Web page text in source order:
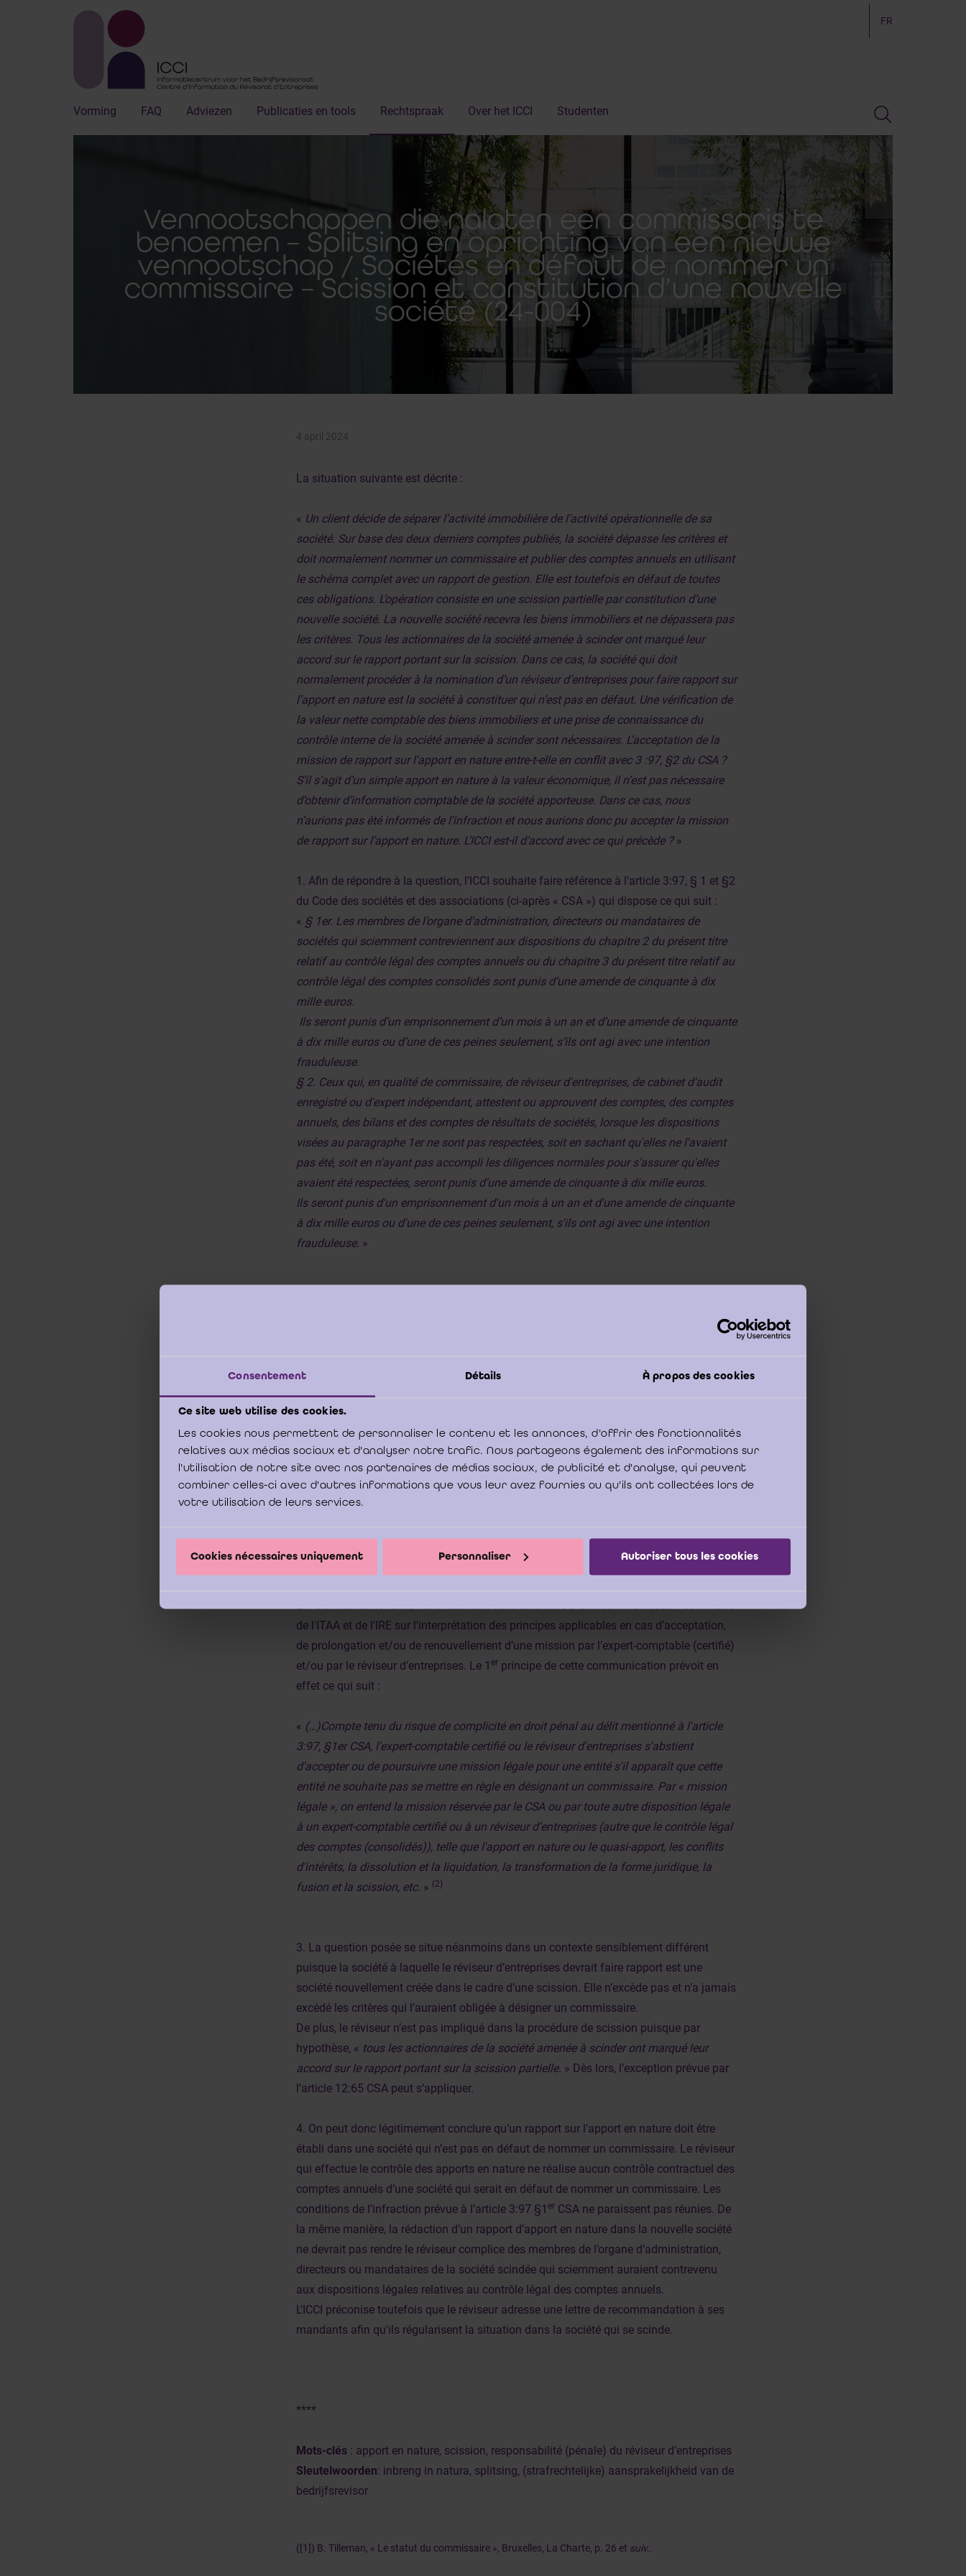
Consentement Détails À propos des cookies
Ce site web utilise des cookies.
Les cookies nous permettent de personnaliser le contenu et les annonces, d'offrir des fonctionnalités
relatives aux médias sociaux et d'analyser notre trafic. Nous partageons également des informations sur
l'utilisation de notre site avec nos partenaires de médias sociaux, de publicité et d'analyse, qui peuvent
combiner celles-ci avec d'autres informations que vous leur avez fournies ou qu'ils ont collectées lors de
votre utilisation de leurs services.
Cookies nécessaires uniquement Personnaliser Autoriser tous les cookies
FR
Vorming FAQ Adviezen Publicaties en tools Rechtspraak Over het ICCI Studenten
Vennootschappen die nalaten een commissaris te
benoemen – Splitsing en oprichting van een nieuwe
vennootschap / Sociétés en défaut de nommer un
commissaire – Scission et constitution d’une nouvelle
société (24-004)
4 april 2024
La situation suivante est décrite :
« Un client décide de séparer l’activité immobilière de l’activité opérationnelle de sa
société. Sur base des deux derniers comptes publiés, la société dépasse les critères et
doit normalement nommer un commissaire et publier des comptes annuels en utilisant
le schéma complet avec un rapport de gestion. Elle est toutefois en défaut de toutes
ces obligations. L’opération consiste en une scission partielle par constitution d’une
nouvelle société. La nouvelle société recevra les biens immobiliers et ne dépassera pas
les critères. Tous les actionnaires de la société amenée à scinder ont marqué leur
accord sur le rapport portant sur la scission. Dans ce cas, la société qui doit
normalement procéder à la nomination d’un réviseur d’entreprises pour faire rapport sur
l’apport en nature est la société à constituer qui n’est pas en défaut. Une vérification de
la valeur nette comptable des biens immobiliers et une prise de connaissance du
contrôle interne de la société amenée à scinder sont nécessaires. L’acceptation de la
mission de rapport sur l’apport en nature entre-t-elle en conflit avec 3 :97, §2 du CSA ?
S’il s’agit d’un simple apport en nature à la valeur économique, il n’est pas nécessaire
d’obtenir d’information comptable de la société apporteuse. Dans ce cas, nous
n’aurions pas été informés de l’infraction et nous aurions donc pu accepter la mission
de rapport sur l’apport en nature. L’ICCI est-il d’accord avec ce qui précède ?»
1. Afin de répondre à la question, l’ICCI souhaite faire référence à l’article 3:97, § 1 et §2
du Code des sociétés et des associations (ci-après « CSA ») qui dispose ce qui suit :
« § 1er. Les membres de l’organe d’administration, directeurs ou mandataires de
sociétés qui sciemment contreviennent aux dispositions du chapitre 2 du présent titre
relatif au contrôle légal des comptes annuels ou du chapitre 3 du présent titre relatif au
contrôle légal des comptes consolidés sont punis d’une amende de cinquante à dix
mille euros.
Ils seront punis d’un emprisonnement d’un mois à un an et d’une amende de cinquante
à dix mille euros ou d’une de ces peines seulement, s’ils ont agi avec une intention
frauduleuse.
§ 2. Ceux qui, en qualité de commissaire, de réviseur d'entreprises, de cabinet d'audit
enregistré ou d'expert indépendant, attestent ou approuvent des comptes, des comptes
annuels, des bilans et des comptes de résultats de sociétés, lorsque les dispositions
visées au paragraphe 1er ne sont pas respectées, soit en sachant qu'elles ne l'avaient
pas été, soit en n'ayant pas accompli les diligences normales pour s'assurer qu'elles
avaient été respectées, seront punis d'une amende de cinquante à dix mille euros.
Ils seront punis d'un emprisonnement d'un mois à un an et d'une amende de cinquante
à dix mille euros ou d'une de ces peines seulement, s'ils ont agi avec une intention
frauduleuse. »
Les tâches
normalement pas à une attestation ou à une approbation. On pourrait donc soutenir
que ce n’est que dans le cas où la lettre de mission prévoit explicitement une attestation
l’article 172, § 2 du Code des sociétés.
Toutefois, la jurisprudence démontre qu’un professionnel de la comptabilité (p. ex. un
réviseur d’entreprises) pourrait, en l’absence même de faute sur pied de l’article 171, § 2
« Le statut du commissaire »
(1)
2. Pour clarifier le texte, l’ICCI souhaite faire référence à une communication commune
de l'ITAA et de l'IRE sur l'interprétation des principes applicables en cas d’acceptation,
de prolongation et/ou de renouvellement d’une mission par l’expert-comptable (certifié)
et/ou par le réviseur d’entreprises. Le 1 er principe de cette communication prévoit en
effet ce qui suit :
« (…)Compte tenu du risque de complicité en droit pénal au délit mentionné à l'article
3:97, §1er CSA, l'expert-comptable certifié ou le réviseur d'entreprises s'abstient
d'accepter ou de poursuivre une mission légale pour une entité s'il apparaît que cette
entité ne souhaite pas se mettre en règle en désignant un commissaire. Par « mission
légale », on entend la mission réservée par le CSA ou par toute autre disposition légale
à un expert-comptable certifié ou à un réviseur d’entreprises (autre que le contrôle légal
des comptes (consolidés)), telle que l'apport en nature ou le quasi-apport, les conflits
d'intérêts, la dissolution et la liquidation, la transformation de la forme juridique, la
fusion et la scission, etc. » (2)
3. La question posée se situe néanmoins dans un contexte sensiblement différent
puisque la société à laquelle le réviseur d’entreprises devrait faire rapport est une
société nouvellement créée dans le cadre d’une scission. Elle n’excède pas et n’a jamais
excédé les critères qui l’auraient obligée à désigner un commissaire.
De plus, le réviseur n’est pas impliqué dans la procédure de scission puisque par
hypothèse, « tous les actionnaires de la société amenée à scinder ont marqué leur
accord sur le rapport portant sur la scission partielle. » Dès lors, l’exception prévue par
l’article 12:65 CSA peut s’appliquer.
4. On peut donc légitimement conclure qu’un rapport sur l’apport en nature doit être
établi dans une société qui n’est pas en défaut de nommer un commissaire. Le réviseur
qui effectue le contrôle des apports en nature ne réalise aucun contrôle contractuel des
comptes annuels d’une société qui serait en défaut de nommer un commissaire. Les
conditions de l’infraction prévue à l’article 3:97 §1 er CSA ne paraissent pas réunies. De
la même manière, la rédaction d’un rapport d’apport en nature dans la nouvelle société
ne devrait pas rendre le réviseur complice des membres de l’organe d’administration,
directeurs ou mandataires de la société scindée qui sciemment auraient contrevenu
aux dispositions légales relatives au contrôle légal des comptes annuels.
L’ICCI préconise toutefois que le réviseur adresse une lettre de recommandation à ses
mandants afin qu'ils régularisent la situation dans la société qui se scinde.
****
Mots-clés : apport en nature, scission, responsabilité (pénale) du réviseur d’entreprises
Sleutelwoorden: inbreng in natura, splitsing, (strafrechtelijke) aansprakelijkheid van de
bedrijfsrevisor
([1]) B. Tilleman, « Le statut du commissaire », Bruxelles, La Charte, p. 26 et suiv.